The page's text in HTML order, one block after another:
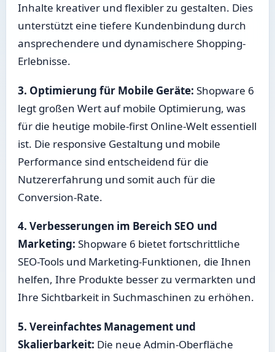
Inhalte kreativer und flexibler zu gestalten. Dies
unterstützt eine tiefere Kundenbindung durch
ansprechendere und dynamischere Shopping-
Erlebnisse.
3. Optimierung für Mobile Geräte: Shopware 6
legt großen Wert auf mobile Optimierung, was
für die heutige mobile-first Online-Welt essentiell
ist. Die responsive Gestaltung und mobile
Performance sind entscheidend für die
Nutzererfahrung und somit auch für die
Conversion-Rate.
4. Verbesserungen im Bereich SEO und
Marketing: Shopware 6 bietet fortschrittliche
SEO-Tools und Marketing-Funktionen, die Ihnen
helfen, Ihre Produkte besser zu vermarkten und
Ihre Sichtbarkeit in Suchmaschinen zu erhöhen.
5. Vereinfachtes Management und
Skalierbarkeit: Die neue Admin-Oberfläche